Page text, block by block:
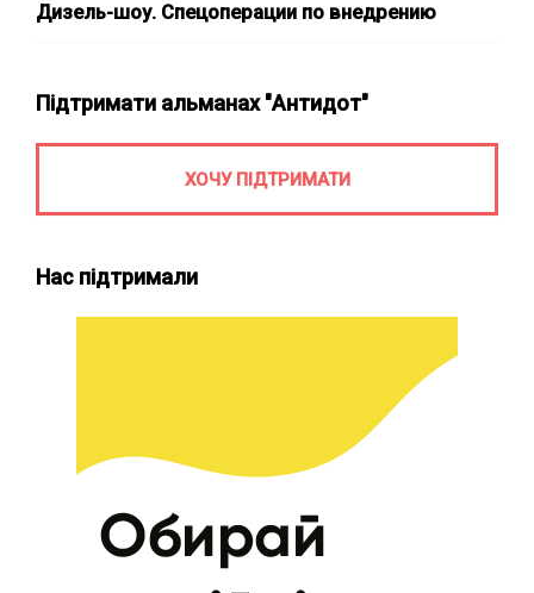
Дизель-шоу. Спецоперации по внедрению
Підтримати альманах "Антидот"
ХОЧУ ПІДТРИМАТИ
Нас підтримали